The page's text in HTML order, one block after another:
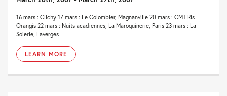
16 mars : Clichy 17 mars : Le Colombier, Magnanville 20 mars : CMT Ris
Orangis 22 mars : Nuits acadiennes, La Maroquinerie, Paris 23 mars : La
Soierie, Faverges
LEARN MORE